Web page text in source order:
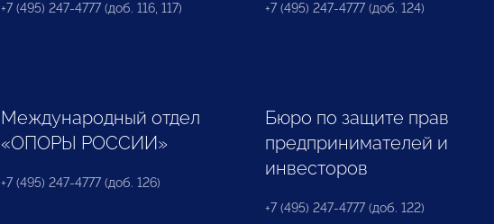
+7 (495) 247-4777 (доб. 116, 117) +7 (495) 247-4777 (доб. 124)
Международный отдел
«ОПОРЫ РОССИИ»
+7 (495) 247-4777 (доб. 126)
Бюро по защите прав
предпринимателей и
инвесторов
+7 (495) 247-4777 (доб. 122)